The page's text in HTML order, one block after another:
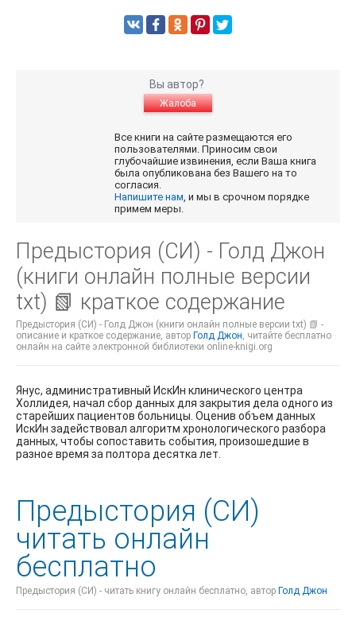
Вы автор?
Жалоба
Все книги на сайте размещаются его
пользователями. Приносим свои
глубочайшие извинения, если Ваша книга
была опубликована без Вашего на то
согласия.
Напишите нам , и мы в срочном порядке
примем меры.
Предыстория (СИ) - Голд Джон
(книги онлайн полные версии
txt) 📗 краткое содержание
Предыстория (СИ) - Голд Джон (книги онлайн полные версии txt) 📗 -
описание и краткое содержание, автор Голд Джон , читайте бесплатно
онлайн на сайте электронной библиотеки online-knigi.org
Янус, административный ИскИн клинического центра
Холлидея, начал сбор данных для закрытия дела одного из
старейших пациентов больницы. Оценив объем данных
ИскИн задействовал алгоритм хронологического разбора
данных, чтобы сопоставить события, произошедшие в
разное время за полтора десятка лет.
Предыстория (СИ)
читать онлайн
бесплатно
Предыстория (СИ) - читать книгу онлайн бесплатно, автор Голд Джон